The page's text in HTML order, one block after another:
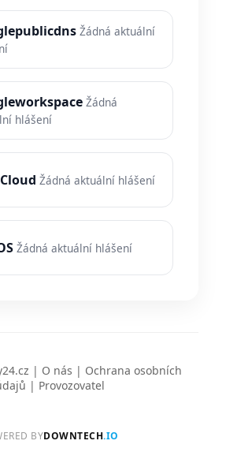
Žádná aktuální
Žádná
hlášení
Žádná aktuální hlášení
Žádná aktuální hlášení
| O nás | Ochrana osobních
| Provozovatel
BYDOWNTECH.IO